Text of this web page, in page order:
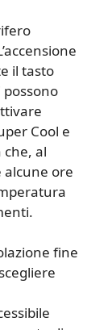
il tasto
possono
Cool e
che, al
alcune ore
fine